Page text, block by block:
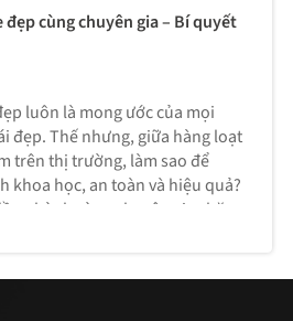
đẹp cùng chuyên gia – Bí quyết
luôn là mong ước của mọi
đẹp. Thế nhưng, giữa hàng loạt
trên thị trường, làm sao để
khoa học, an toàn và hiệu quả?
hành cùng chuyên gia chăm